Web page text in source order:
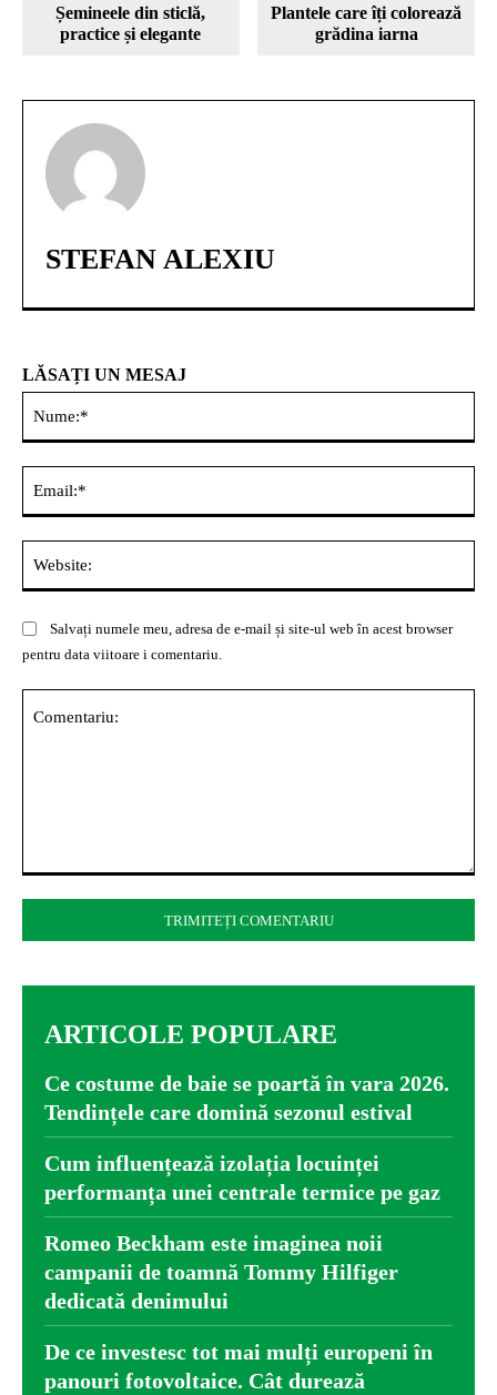
Șemineele din sticlă,
practice și elegante
Plantele care îți colorează
grădina iarna
STEFAN ALEXIU
LĂSAȚI UN MESAJ
Salvați numele meu, adresa de e-mail și site-ul web în acest browser
pentru data viitoare i comentariu.
ARTICOLE POPULARE
Ce costume de baie se poartă în vara 2026.
Tendințele care domină sezonul estival
Cum influențează izolația locuinței
performanța unei centrale termice pe gaz
Romeo Beckham este imaginea noii
campanii de toamnă Tommy Hilfiger
dedicată denimului
De ce investesc tot mai mulți europeni în
panouri fotovoltaice. Cât durează